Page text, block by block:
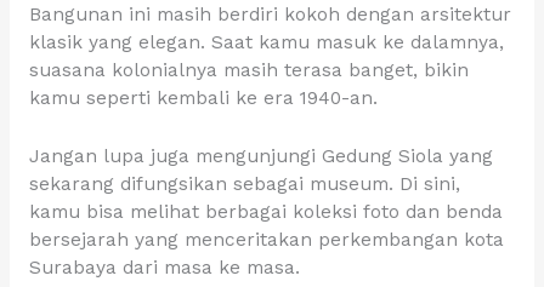
Bangunan ini masih berdiri kokoh dengan arsitektur
klasik yang elegan. Saat kamu masuk ke dalamnya,
suasana kolonialnya masih terasa banget, bikin
kamu seperti kembali ke era 1940-an.
Jangan lupa juga mengunjungi Gedung Siola yang
sekarang difungsikan sebagai museum. Di sini,
kamu bisa melihat berbagai koleksi foto dan benda
bersejarah yang menceritakan perkembangan kota
Surabaya dari masa ke masa.